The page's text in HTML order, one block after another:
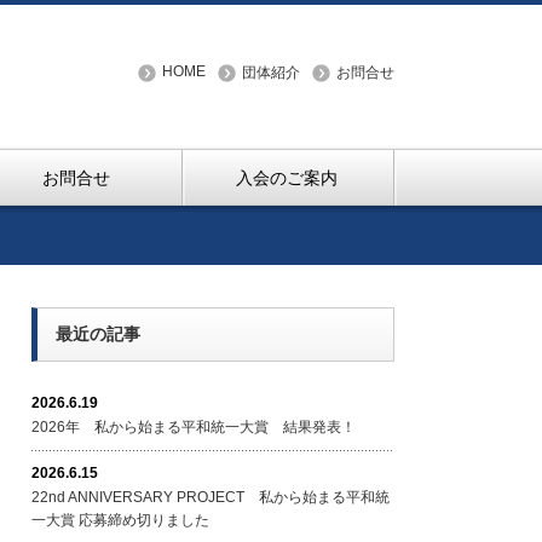
HOME 団体紹介 お問合せ
お問合せ 入会のご案内
最近の記事
2026.6.19
2026年 私から始まる平和統一大賞 結果発表！
2026.6.15
22nd ANNIVERSARY PROJECT 私から始まる平和統
一大賞 応募締め切りました